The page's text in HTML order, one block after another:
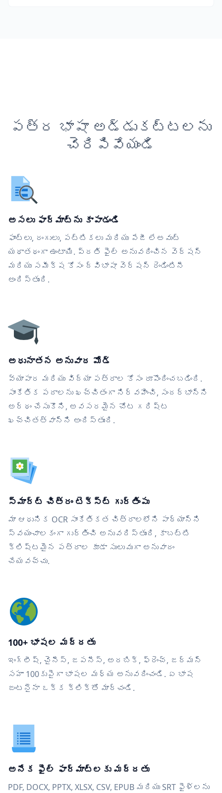
పత్ర భాషా అడ్డుకట్టలను
చెరిపివేయండి
అసలు ఫార్మాట్‌ను కాపాడండి
ఫాంట్లు, రంగులు, పట్టికలు మరియు పేజీ లేఅవుట్
యథాతథంగా ఉంటాయి. ప్రతి ఫైల్ అనువదించిన వెర్షన్
మరియు సమీక్ష కోసం ద్విభాషా వెర్షన్ రెండింటినీ
అందిస్తుంది.
అధునాతన అనువాద మోడ్
వ్యాపార మరియు విద్యా పత్రాల కోసం రూపొందించబడింది.
సాంకేతిక పదాలను ఖచ్చితంగా నిర్వహించి, సందర్భాన్ని
అర్థం చేసుకొని, అవసరమైన చోట గరిష్ట
ఖచ్చితత్వాన్ని అందిస్తుంది.
స్మార్ట్ చిత్రం టెక్స్ట్ గుర్తింపు
మా ఆధునిక OCR సాంకేతికత చిత్రాలలోని పాఠ్యాన్ని
స్వయంచాలకంగా గుర్తించి అనువదిస్తుంది, కాబట్టి
క్లిష్టమైన పత్రాల కూడా సులువుగా అనువాదం
చేయవచ్చు.
100+ భాషల మద్దతు
ఇంగ్లీష్, చైనీస్, జపనీస్, అరబిక్, ఫ్రెంచ్, జర్మన్
సహా 100కుపైగా భాషల మధ్య అనువదించండి. ఏ భాష
జంటనైనా ఒక్క క్లిక్‌తో మార్చండి.
అనేక ఫైల్ ఫార్మాట్‌లకు మద్దతు
PDF, DOCX, PPTX, XLSX, CSV, EPUB మరియు SRT ఫైళ్లను